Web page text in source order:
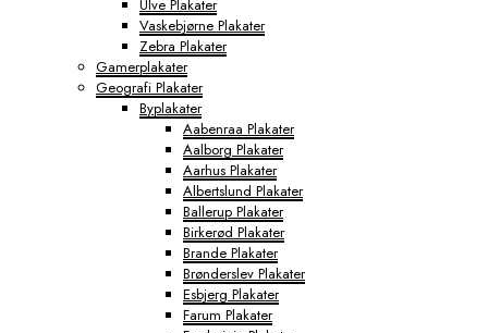
Ulve Plakater
Vaskebjørne Plakater
Zebra Plakater
Gamerplakater
Geografi Plakater
Byplakater
Aabenraa Plakater
Aalborg Plakater
Aarhus Plakater
Albertslund Plakater
Ballerup Plakater
Birkerød Plakater
Brande Plakater
Brønderslev Plakater
Esbjerg Plakater
Farum Plakater